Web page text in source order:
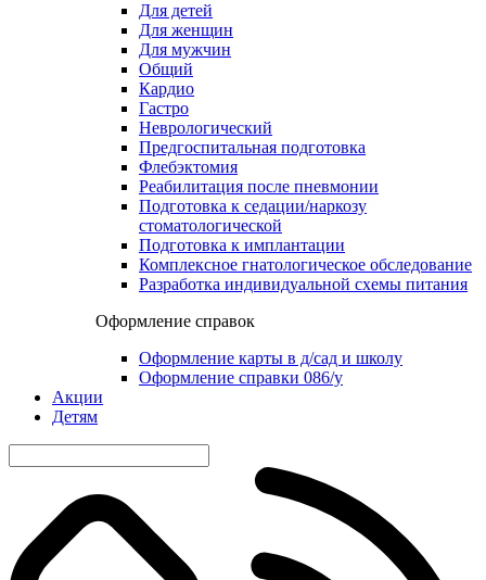
Для детей
Для женщин
Для мужчин
Общий
Кардио
Гастро
Неврологический
Предгоспитальная подготовка
Флебэктомия
Реабилитация после пневмонии
Подготовка к седации/наркозу
стоматологической
Подготовка к имплантации
Комплексное гнатологическое обследование
Разработка индивидуальной схемы питания
Оформление справок
Оформление карты в д/сад и школу
Оформление справки 086/у
Акции
Детям